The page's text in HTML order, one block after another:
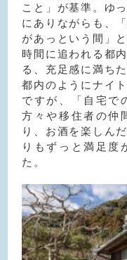
こと」が基準。ゆ
にありながらも、
があっという間」
時間に追われる都
る、充足感に満ち
都内のようにナイ
ですが、「自宅で
方々や移住者の仲
り、お酒を楽しん
りもずっと満足度
た。